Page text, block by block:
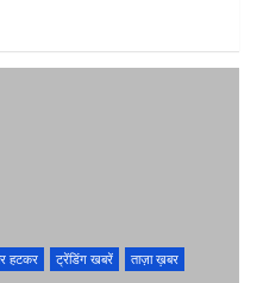
हटकर ट्रेंडिंग खबरें
ताज़ा ख़बर